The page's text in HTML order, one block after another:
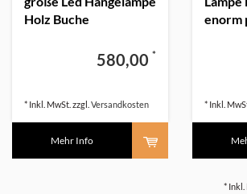
Holz Buche
580,00 *
* Inkl. MwSt. zzgl. Versandkosten
Mehr Info
enorm
* Inkl.
* Inkl.